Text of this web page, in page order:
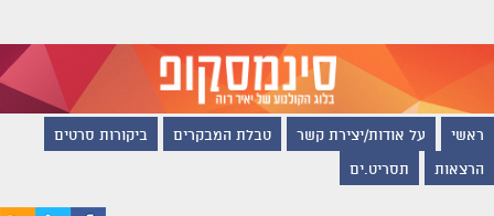
ראשי על אודות/יצירת קשר טבלת המבקרים ביקורות סרטים
הרצאות תסריט.ים